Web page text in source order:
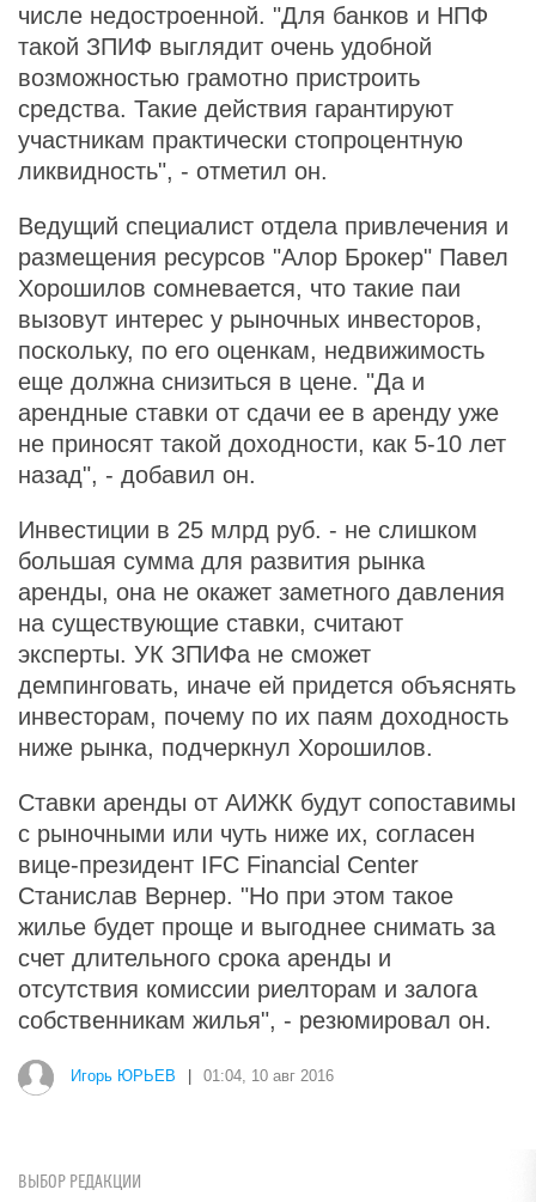
числе недостроенной. "Для банков и НПФ
такой ЗПИФ выглядит очень удобной
возможностью грамотно пристроить
средства. Такие действия гарантируют
участникам практически стопроцентную
ликвидность", - отметил он.
Ведущий специалист отдела привлечения и
размещения ресурсов "Алор Брокер" Павел
Хорошилов сомневается, что такие паи
вызовут интерес у рыночных инвесторов,
поскольку, по его оценкам, недвижимость
еще должна снизиться в цене. "Да и
арендные ставки от сдачи ее в аренду уже
не приносят такой доходности, как 5-10 лет
назад", - добавил он.
Инвестиции в 25 млрд руб. - не слишком
большая сумма для развития рынка
аренды, она не окажет заметного давления
на существующие ставки, считают
эксперты. УК ЗПИФа не сможет
демпинговать, иначе ей придется объяснять
инвесторам, почему по их паям доходность
ниже рынка, подчеркнул Хорошилов.
Ставки аренды от АИЖК будут сопоставимы
с рыночными или чуть ниже их, согласен
вице-президент IFC Financial Center
Станислав Вернер. "Но при этом такое
жилье будет проще и выгоднее снимать за
счет длительного срока аренды и
отсутствия комиссии риелторам и залога
собственникам жилья", - резюмировал он.
Игорь ЮРЬЕВ 01:04, 10 авг 2016
ВЫБОР РЕДАКЦИИ